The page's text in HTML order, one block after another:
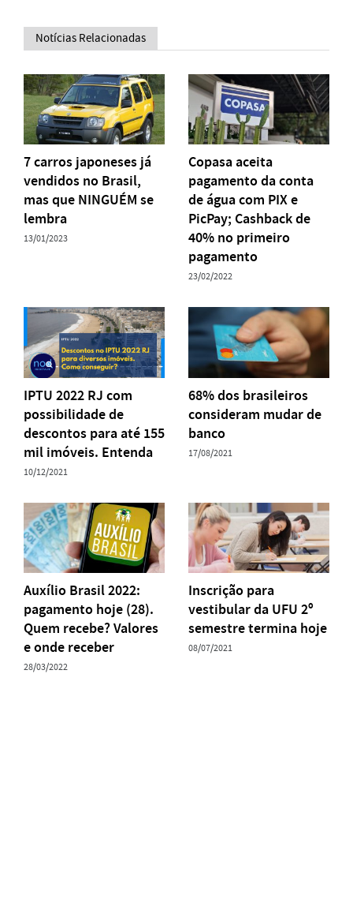
Notícias Relacionadas
7 carros japoneses já
vendidos no Brasil,
mas que NINGUÉM se
lembra
13/01/2023
Copasa aceita
pagamento da conta
de água com PIX e
PicPay; Cashback de
40% no primeiro
pagamento
23/02/2022
IPTU 2022 RJ com
possibilidade de
descontos para até 155
mil imóveis. Entenda
10/12/2021
68% dos brasileiros
consideram mudar de
banco
17/08/2021
Auxílio Brasil 2022:
pagamento hoje (28).
Quem recebe? Valores
e onde receber
28/03/2022
Inscrição para
vestibular da UFU 2º
semestre termina hoje
08/07/2021